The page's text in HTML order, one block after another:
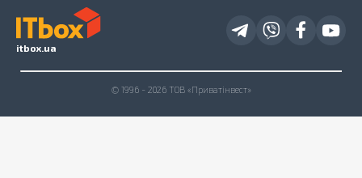
itbox.ua
© 1996 - 2026 ТОВ «Приватінвест»